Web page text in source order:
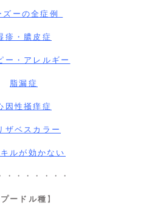
ズーの全症例
疹・膿皮症
ー・アレルギー
脂漏症
因性掻痒症
ザベスカラー
ルが効かない
・・・・・・・
プードル種 】